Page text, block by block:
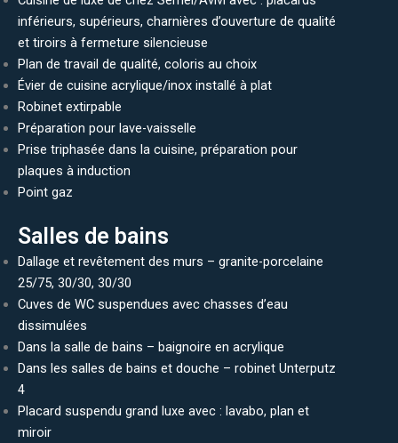
inférieurs, supérieurs, charnières d’ouverture de qualité
et tiroirs à fermeture silencieuse
Plan de travail de qualité, coloris au choix
Évier de cuisine acrylique/inox installé à plat
Robinet extirpable
Préparation pour lave-vaisselle
Prise triphasée dans la cuisine, préparation pour
plaques à induction
Point gaz
Salles de bains
Dallage et revêtement des murs – granite-porcelaine
25/75, 30/30, 30/30
Cuves de WC suspendues avec chasses d’eau
dissimulées
Dans la salle de bains – baignoire en acrylique
Dans les salles de bains et douche – robinet Unterputz
4
Placard suspendu grand luxe avec : lavabo, plan et
miroir